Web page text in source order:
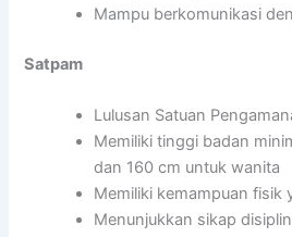
Mampu berkomunikasi
Satpam
Lulusan Satuan
Memiliki tinggi badan
dan 160 cm untuk wanita
Memiliki kemampuan fisik
Menunjukkan sikap